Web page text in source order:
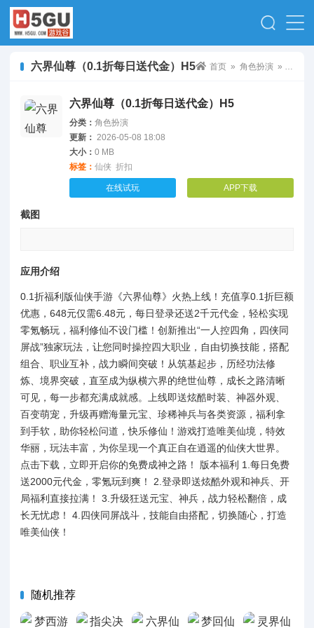
六界仙尊（0.1折每日送代金）H5 首页 » 角色扮演 » 六界仙尊（0.1折每日送代金）H5
六界仙尊（0.1折每日送代金）H5
分类： 角色扮演
更新： 2026-05-08 18:08
大小： 0 MB
标签： 仙侠 折扣
在线试玩 APP下载
截图
应用介绍
0.1折福利版仙侠手游《六界仙尊》火热上线！充值享0.1折巨额
优惠，648元仅需6.48元，每日登录还送2千元代金，轻松实现
零氪畅玩，福利修仙不设门槛！创新推出“一人控四角，四侠同
屏战”独家玩法，让您同时操控四大职业，自由切换技能，搭配
组合、职业互补，战力瞬间突破！从筑基起步，历经功法修
炼、境界突破，直至成为纵横六界的绝世仙尊，成长之路清晰
可见，每一步都充满成就感。上线即送炫酷时装、神器外观、
百变萌宠，升级再赠海量元宝、珍稀神兵与各类资源，福利拿
到手软，助你轻松问道，快乐修仙！游戏打造唯美仙境，特效
华丽，玩法丰富，为你呈现一个真正自在逍遥的仙侠大世界。
点击下载，立即开启你的免费成神之路！ 版本福利 1.每日免费
送2000元代金，零氪玩到爽！ 2.登录即送炫酷外观和神兵、开
局福利直接拉满！ 3.升级狂送元宝、神兵，战力轻松翻倍，成
长无忧虑！ 4.四侠同屏战斗，技能自由搭配，切换随心，打造
唯美仙侠！
随机推荐